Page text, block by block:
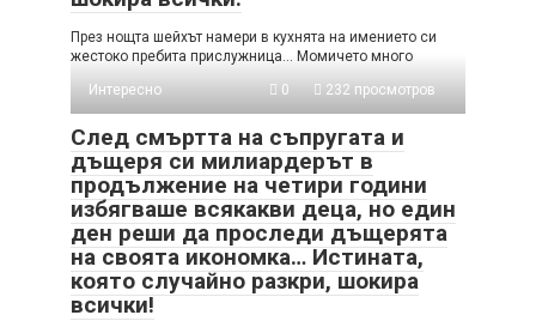
През нощта шейхът намери в кухнята на имението си
жестоко пребита прислужница… Момичето много
Интересно
0 232 просмотров
След смъртта на съпругата и
дъщеря си милиардерът в
продължение на четири години
избягваше всякакви деца, но един
ден реши да проследи дъщерята
на своята икономка… Истината,
която случайно разкри, шокира
всички!